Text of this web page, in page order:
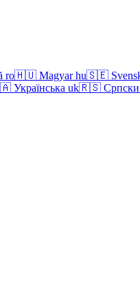
ro🇭🇺 Magyar hu🇸🇪
Українська uk🇷🇸 Српски